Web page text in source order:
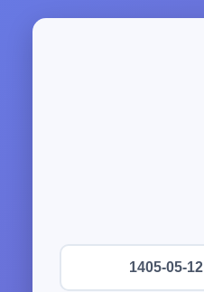
1405-05-12